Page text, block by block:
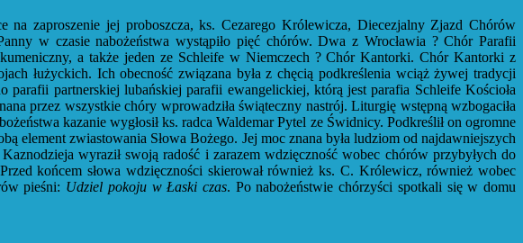
zaproszenie jej proboszcza, ks. Cezarego Królewicza, Diecezjalny Zjazd Chórów
w czasie nabożeństwa wystąpiło pięć chórów. Dwa z Wrocławia ? Chór Parafii
a także jeden ze Schleife w Niemczech ? Chór Kantorki. Chór Kantorki z
łużyckich. Ich obecność związana była z chęcią podkreślenia wciąż żywej tradycji
partnerskiej lubańskiej parafii ewangelickiej, którą jest parafia Schleife Kościoła
przez wszystkie chóry wprowadziła świąteczny nastrój. Liturgię wstępną wzbogaciła
kazanie wygłosił ks. radca Waldemar Pytel ze Świdnicy. Podkreślił on ogromne
zwiastowania Słowa Bożego. Jej moc znana była ludziom od najdawniejszych
wyraził swoją radość i zarazem wdzięczność wobec chórów przybyłych do
końcem słowa wdzięczności skierował również ks. C. Królewicz, również wobec
pieśni: Udziel pokoju w Łaski czas. Po nabożeństwie chórzyści spotkali się w domu